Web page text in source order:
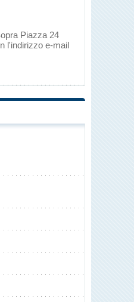
Piazza 24
l'indirizzo e-mail